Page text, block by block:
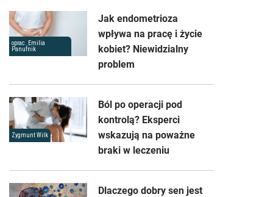
oprac. Emilia
Panufnik
Jak endometrioza
wpływa na pracę i życie
kobiet? Niewidzialny
problem
Zygmunt Wilk
Ból po operacji pod
kontrolą? Eksperci
wskazują na poważne
braki w leczeniu
Dlaczego dobry sen jest